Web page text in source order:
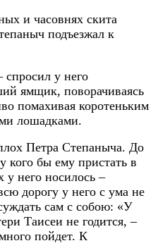
и часовнях скита
подъезжал к
спросил у него
ямщик, поворачиваясь
помахивая коротеньким
лошадками.
Петра Степаныча. До
кого бы ему пристать в
него носилось –
дорогу у него с ума не
сам с собою: «У
Таисеи не годится, –
пойдет. К